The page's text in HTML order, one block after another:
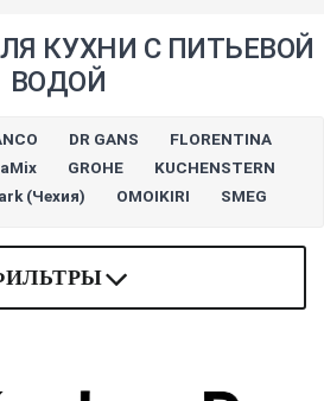
КУХНИ С ПИТЬЕВОЙ
ВОДОЙ
DR GANS
FLORENTINA
GROHE
KUCHENSTERN
(Чехия) OMOIKIRI SMEG